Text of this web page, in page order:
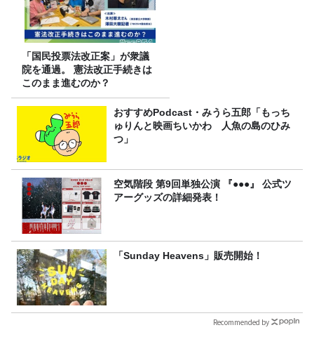
「国民投票法改正案」が衆議
院を通過。 憲法改正手続きは
このまま進むのか？
おすすめPodcast・みうら五郎「もっち
ゅりんと映画ちいかわ 人魚の島のひみ
つ」
空気階段 第9回単独公演 『●●●』 公式ツ
アーグッズの詳細発表！
「Sunday Heavens」販売開始！
Recommended by